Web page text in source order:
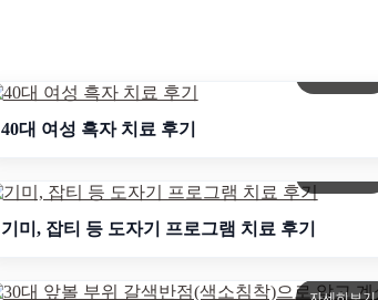
40대 여성 흑자 치료 후기
기미, 잡티 등 도자기 프로그램 치료 후기